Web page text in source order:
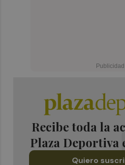
Recibe toda la
Plaza Deportiva
Quiero